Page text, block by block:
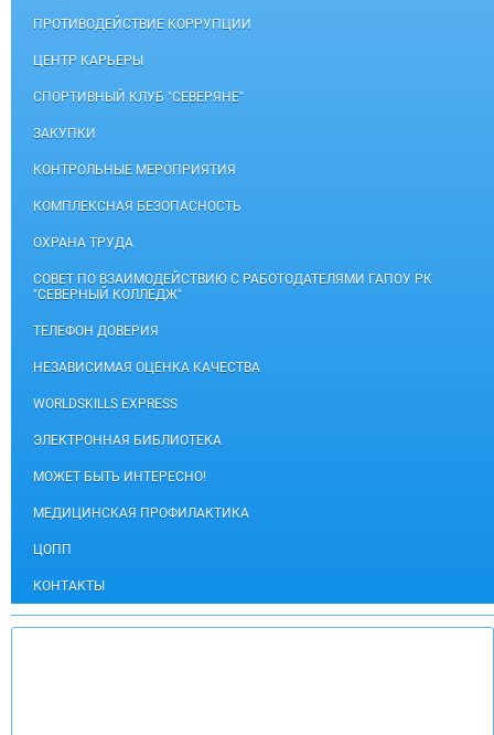
ПРОТИВОДЕЙСТВИЕ КОРРУПЦИИ
ЦЕНТР КАРЬЕРЫ
СПОРТИВНЫЙ КЛУБ "СЕВЕРЯНЕ"
ЗАКУПКИ
КОНТРОЛЬНЫЕ МЕРОПРИЯТИЯ
КОМПЛЕКСНАЯ БЕЗОПАСНОСТЬ
ОХРАНА ТРУДА
СОВЕТ ПО ВЗАИМОДЕЙСТВИЮ С РАБОТОДАТЕЛЯМИ ГАПОУ РК
"СЕВЕРНЫЙ КОЛЛЕДЖ"
ТЕЛЕФОН ДОВЕРИЯ
НЕЗАВИСИМАЯ ОЦЕНКА КАЧЕСТВА
WORLDSKILLS EXPRESS
ЭЛЕКТРОННАЯ БИБЛИОТЕКА
МОЖЕТ БЫТЬ ИНТЕРЕСНО!
МЕДИЦИНСКАЯ ПРОФИЛАКТИКА
ЦОПП
КОНТАКТЫ